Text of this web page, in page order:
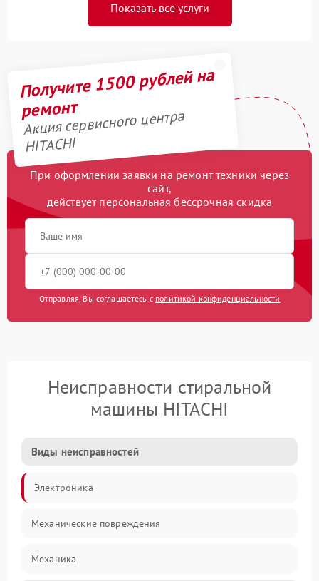
Показать все услуги
Получите 1500 рублей на
ремонт
Акция сервисного центра
HITACHI
При оформлении заявки на ремонт техники через
сайт,
действует персональная бессрочная скидка
Отправляя, Вы соглашаетесь с политикой конфиденциальности
Неисправности стиральной
машины HITACHI
Виды неисправностей
Электроника
Механические повреждения
Механика